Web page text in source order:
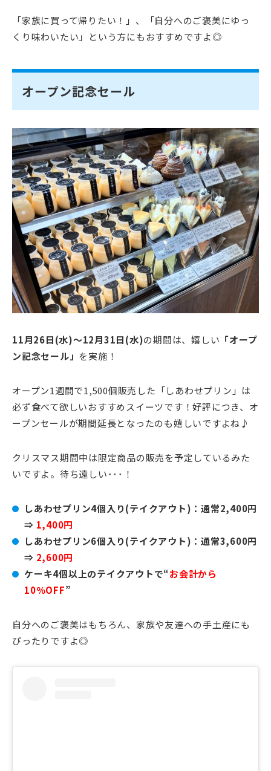
「家族に買って帰りたい！」、「自分へのご褒美にゆっ
くり味わいたい」という方にもおすすめですよ◎
オープン記念セール
11月26日(水)～12月31日(水)の期間は、嬉しい 「オープ
ン記念セール」 を実施！
オープン1週間で1,500個販売した「しあわせプリン」は
必ず食べて欲しいおすすめスイーツです！好評につき、オ
ープンセールが期間延長となったのも嬉しいですよね♪
クリスマス期間中は限定商品の販売を予定しているみた
いですよ。待ち遠しい･･･！
しあわせプリン4個入り(テイクアウト)：通常2,400円
⇒ 1,400円
しあわせプリン6個入り(テイクアウト)：通常3,600円
⇒ 2,600円
ケーキ4個以上のテイクアウトで“お会計から
10％OFF”
自分へのご褒美はもちろん、家族や友達への手土産にも
ぴったりですよ◎